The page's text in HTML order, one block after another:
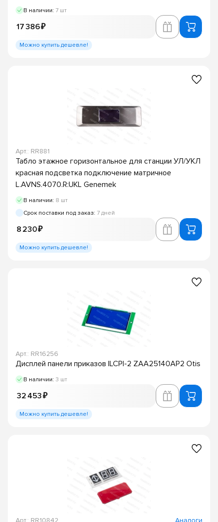
В наличии: 7 шт
17 386 ₽
Можно купить дешевле!
Арт.: RR881
Табло этажное горизонтальное для станции УЛ/УКЛ
красная подсветка подключение матричное
L.AVNS.4070.R:UKL Genemek
В наличии: 8 шт
Срок поставки под заказ: 7 дней
8 230 ₽
Можно купить дешевле!
Арт.: RR16256
Дисплей панели приказов ILCPI-2 ZAA25140AP2 Otis
В наличии: 3 шт
32 453 ₽
Можно купить дешевле!
Арт.: RR10842 Аналоги